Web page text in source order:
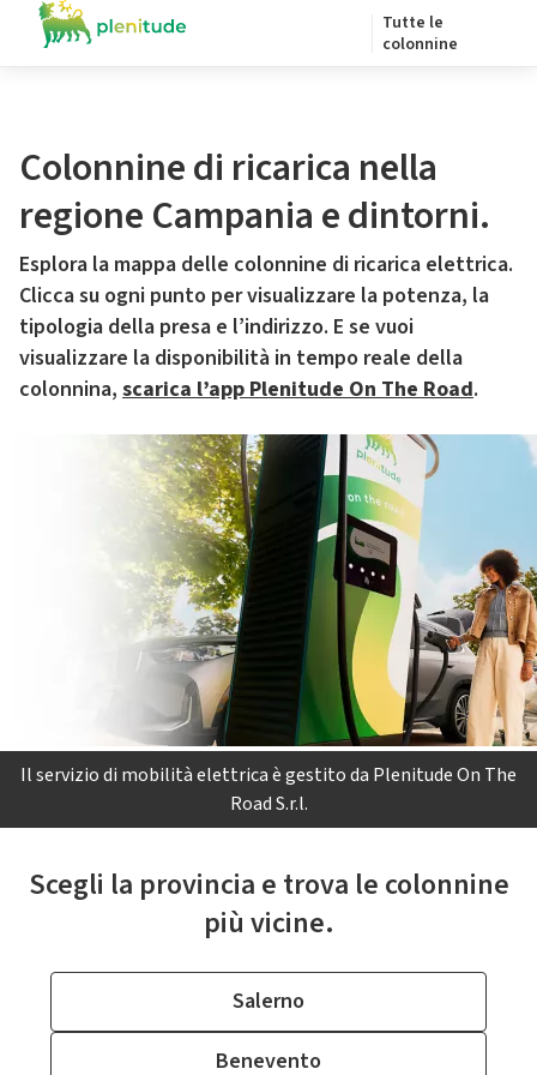
Tutte le
colonnine
Colonnine di ricarica nella
regione Campania e dintorni.
Esplora la mappa delle colonnine di ricarica elettrica.
Clicca su ogni punto per visualizzare la potenza, la
tipologia della presa e l’indirizzo. E se vuoi
visualizzare la disponibilità in tempo reale della
colonnina, scarica l’app Plenitude On The Road.
Il servizio di mobilità elettrica è gestito da Plenitude On The
Road S.r.l.
Scegli la provincia e trova le colonnine
più vicine.
Salerno
Benevento